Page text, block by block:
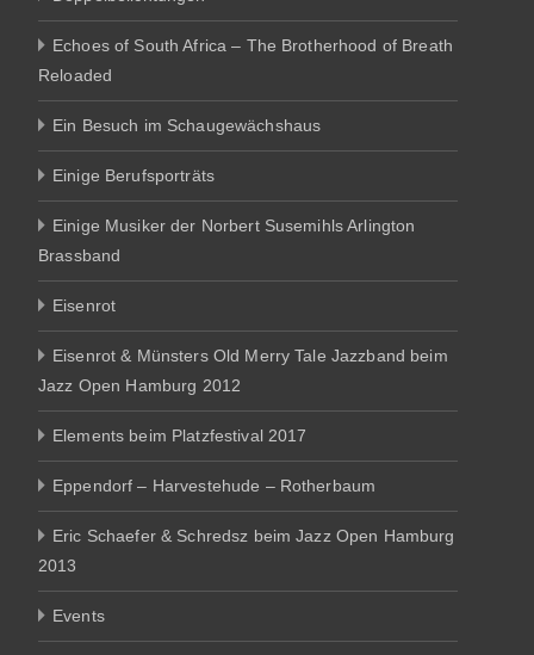
Echoes of South Africa – The Brotherhood of Breath
Reloaded
Ein Besuch im Schaugewächshaus
Einige Berufsporträts
Einige Musiker der Norbert Susemihls Arlington
Brassband
Eisenrot
Eisenrot & Münsters Old Merry Tale Jazzband beim
Jazz Open Hamburg 2012
Elements beim Platzfestival 2017
Eppendorf – Harvestehude – Rotherbaum
Eric Schaefer & Schredsz beim Jazz Open Hamburg
2013
Events